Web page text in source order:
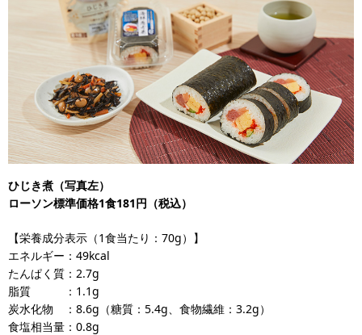
ひじき煮（写真左）
ローソン標準価格1食181円（税込）
【栄養成分表示（1食当たり：70g）】
エネルギー：49kcal
たんぱく質：2.7g
脂質 ：1.1g
炭水化物 ：8.6g（糖質：5.4g、食物繊維：3.2g）
食塩相当量：0.8g